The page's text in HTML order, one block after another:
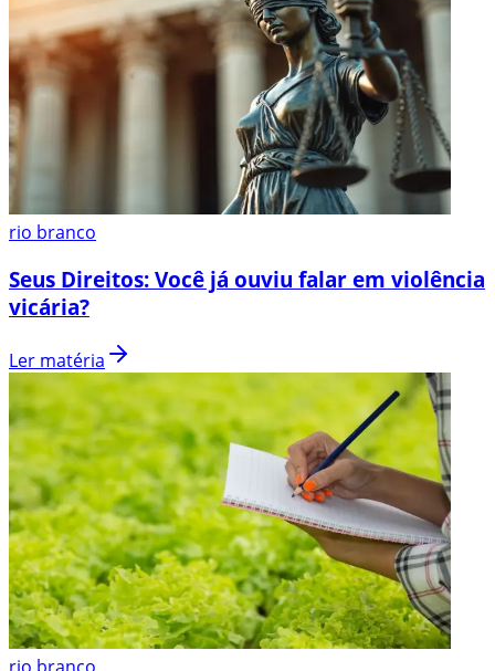
rio branco
Seus Direitos: Você já ouviu falar em violência
vicária?
Ler matéria